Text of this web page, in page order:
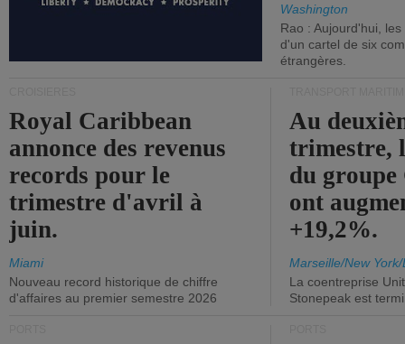
Washington
Rao : Aujourd'hui,
d'un cartel de six
étrangères.
Royal Caribbean
annonce des revenus
records pour le
trimestre d'avril à
juin.
Miami
Nouveau record historique de chiffre
d'affaires au premier semestre 2026
Au
trimestre,
du
ont
+19,2%.
Marseille/New
La coentreprise
Stonepeak est